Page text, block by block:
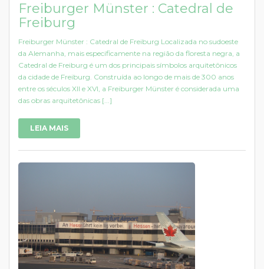
Freiburger Münster : Catedral de
Freiburg
Freiburger Münster : Catedral de Freiburg Localizada no sudoeste
da Alemanha, mais especificamente na região da floresta negra, a
Catedral de Freiburg é um dos principais símbolos arquitetônicos
da cidade de Freiburg. Construída ao longo de mais de 300 anos
entre os séculos XII e XVI, a Freiburger Münster é considerada uma
das obras arquitetônicas [...]
LEIA MAIS